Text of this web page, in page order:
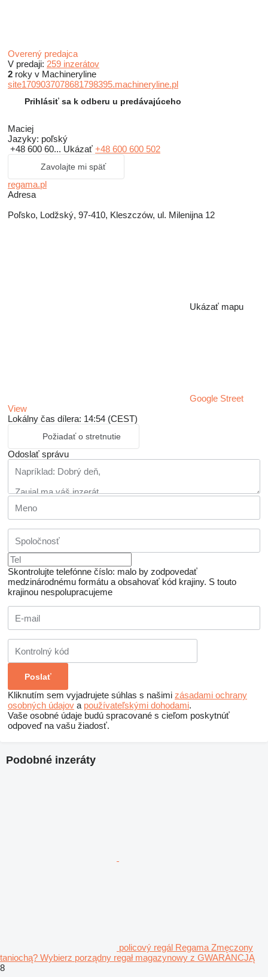
Overený predajca
V predaji: 259 inzerátov
2 roky v Machineryline
site1709037078681798395.machineryline.pl
Prihlásiť sa k odberu u predávajúceho
Maciej
Jazyky: poľský
+48 600 60... Ukázať +48 600 600 502
Zavolajte mi späť
regama.pl
Adresa
Poľsko, Lodžský, 97-410, Kleszczów, ul. Milenijna 12
Ukázať mapu
Google Street
View
Lokálny čas dílera: 14:54 (CEST)
Požiadať o stretnutie
Odoslať správu
Skontrolujte telefónne číslo: malo by zodpovedať
medzinárodnému formátu a obsahovať kód krajiny. S touto
krajinou nespolupracujeme
Kliknutím sem vyjadrujete súhlas s našimi zásadami ochrany
osobných údajov a používateľskými dohodami.
Vaše osobné údaje budú spracované s cieľom poskytnúť
odpoveď na vašu žiadosť.
Podobné inzeráty
policový regál Regama Zmęczony
taniochą? Wybierz porządny regał magazynowy z GWARANCJĄ
8